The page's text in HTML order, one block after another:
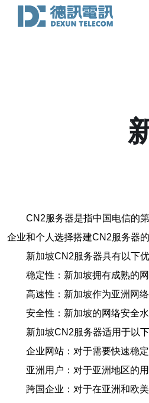
CN2服务器是指中国电信的
企业和个人选择搭建CN2服务器的
新加坡CN2服务器具有以下优
稳定性：新加坡拥有成熟的
高速性：新加坡作为亚洲网
安全性：新加坡的网络安全
新加坡CN2服务器适用于以下
企业网站：对于需要快速稳
亚洲用户：对于亚洲地区的
跨国企业：对于在亚洲和欧